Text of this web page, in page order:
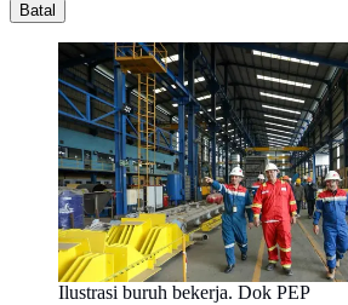
Batal
Ilustrasi buruh bekerja. Dok PEP